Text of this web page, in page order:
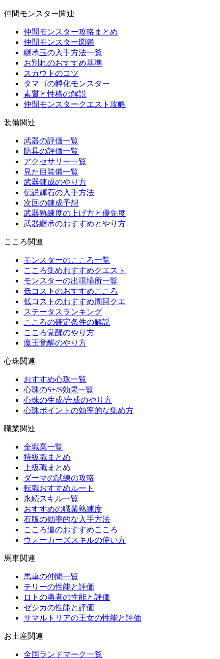
仲間モンスター関連
仲間モンスター攻略まとめ
仲間モンスター図鑑
継承玉の入手方法一覧
お別れのおすすめ基準
スカウトのコツ
タマゴの孵化モンスター
素質と性格の解説
仲間モンスタークエスト攻略
装備関連
武器の評価一覧
防具の評価一覧
アクセサリー一覧
見た目装備一覧
武器錬成のやり方
伝説輝石の入手方法
次回の錬成予想
武器熟練度の上げ方と優先度
武器継承のおすすめとやり方
こころ関連
モンスターのこころ一覧
こころ集めおすすめクエスト
モンスターの出現場所一覧
低コストのおすすめこころ
低コストのおすすめ周回クエ
ステータスランキング
こころの確定条件の解説
こころ覚醒のやり方
魔王覚醒のやり方
心珠関連
おすすめ心珠一覧
心珠のS+/S効果一覧
心珠の生成/合成のやり方
心珠ポイントの効率的な集め方
職業関連
全職業一覧
特級職まとめ
上級職まとめ
ダーマの試練の攻略
転職おすすめルート
永続スキル一覧
おすすめの職業熟練度
石版の効率的な入手方法
こころ道のおすすめこころ
ウォーカーズスキルの使い方
馬車関連
馬車の仲間一覧
テリーの性能と評価
ロトの勇者の性能と評価
ゼシカの性能と評価
サマルトリアの王女の性能と評価
お土産関連
全国ランドマーク一覧